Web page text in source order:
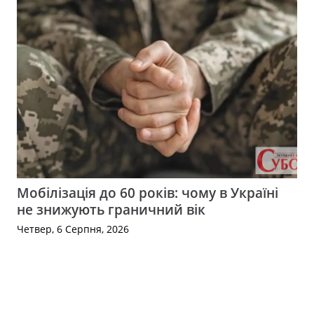
Мобілізація до 60 років: чому в Україні
не знижують граничний вік
Четвер, 6 Серпня, 2026